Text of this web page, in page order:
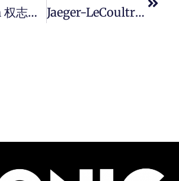
G-Dragon 权志龙穿香奈儿拍摄洗髮精广告，全新「GD 头」将成为潮流？ Jaeger-LeCoultre REVERSO 翻转系列腕錶推出 Casa Fagliano 特别设计錶带。